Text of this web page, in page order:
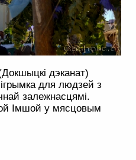
дэканат)
для людзей з
залежнасцямі.
Імшой у мясцовым